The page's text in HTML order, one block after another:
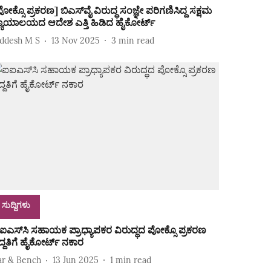
ಪ್ರಕರಣ] ಬಿಎಸ್‌ವೈ ವಿರುದ್ಧ ಸಂಜ್ಞೇ ಪರಿಗಣಿಸಿದ್ದ ಸಕ್ಷಮ
ಆದೇಶ ಎತ್ತಿ ಹಿಡಿದ ಹೈಕೋರ್ಟ್‌
M S 13 Nov 2025 3 min read
ಸುದ್ದಿಗಳು
ಸಹಾಯಕ ಪ್ರಾಧ್ಯಾಪಕರ ವಿರುದ್ಧದ ಪೋಕ್ಸೊ ಪ್ರಕರಣ
ಹೈಕೋರ್ಟ್‌ ನಕಾರ
& Bench 13 Jun 2025 1 min read